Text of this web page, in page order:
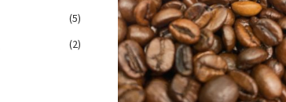
(5)
(2)